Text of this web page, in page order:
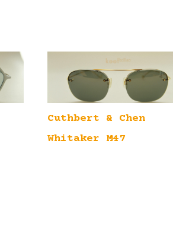
Cuthbert & Chen
Whitaker M47